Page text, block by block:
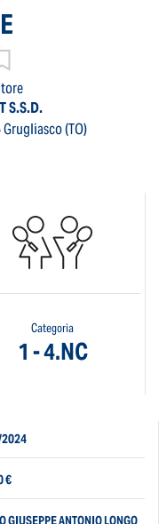
S.S.D.
Grugliasco (TO)
Categoria
1 - 4.NC
€
GIUSEPPE ANTONIO LONGO